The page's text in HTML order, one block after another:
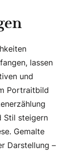
lassen
und
Portraitbild
Stil steigern
Gemalte
Darstellung –